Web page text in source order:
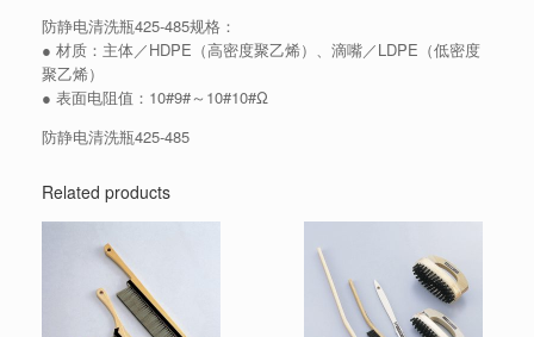
防静电清洗瓶425-485规格：
● 材质：主体／HDPE（高密度聚乙烯）、滴嘴／LDPE（低密度
聚乙烯）
● 表面电阻值：10#9#～10#10#Ω
防静电清洗瓶425-485
Related products